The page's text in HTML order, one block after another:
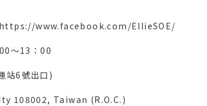
www.facebook.com/EllieSOE/
～13：00
站6號出口)
108002, Taiwan (R.O.C.)